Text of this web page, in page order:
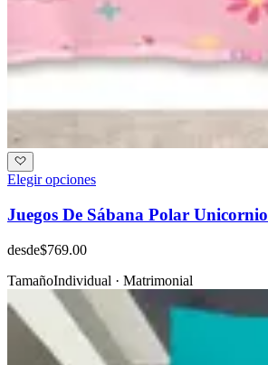
Elegir opciones
Juegos De Sábana Polar Unicornio
desde$769.00
TamañoIndividual · Matrimonial